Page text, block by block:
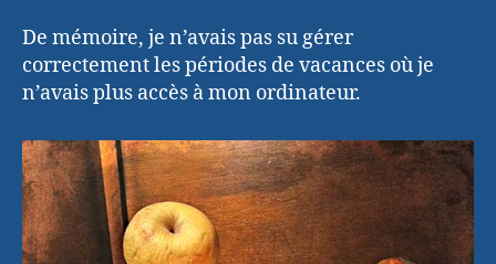
De mémoire, je n’avais pas su gérer
correctement les périodes de vacances où je
n’avais plus accès à mon ordinateur.